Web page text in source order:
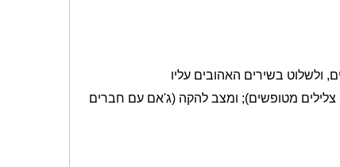
צלילים מטופשים); ומצב להקה (ג'אם עם חברים